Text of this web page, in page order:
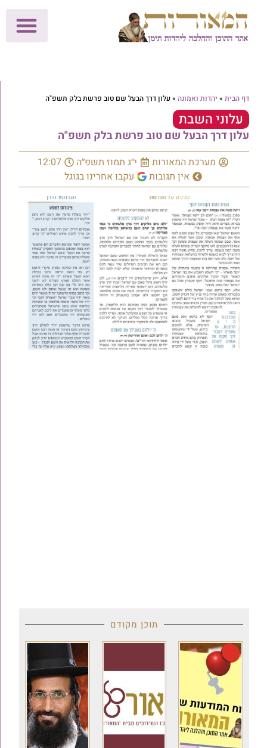
דף הבית » יהדות ואמונה » עלון דרך הבעל שם טוב פרשת בלק תשפ"ה
עלוני השבת
עלון דרך הבעל שם טוב פרשת בלק תשפ"ה
מערכת המאורות י״ג תמוז תשפ״ה
12:07
אין תגובות
עקבו אחרינו בגוגל
תוכן מקודם